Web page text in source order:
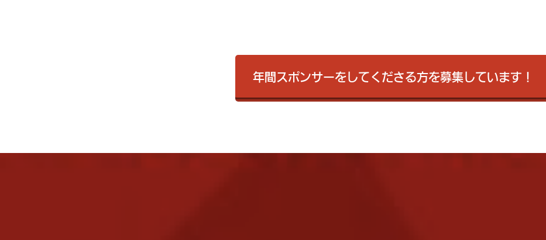
年間スポンサーをしてくださる方を募集しています！